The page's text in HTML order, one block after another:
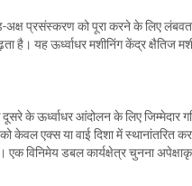
अक्ष प्रसंस्करण को पूरा करने के लिए
है। यह ऊर्ध्वाधर मशीनिंग केंद्र क्षैतिज
के ऊर्ध्वाधर आंदोलन के लिए जिम्मेदार
केवल एक्स या वाई दिशा में स्थानांतरित
एक विनिमेय डबल कार्यक्षेत्र चुनना